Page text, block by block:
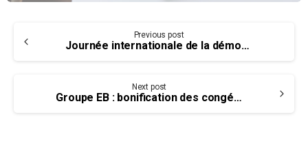
Reading
Previous post
Journée internationale de la démocratie – Loi sur l’emploi dans la fonction publique : vos droits durant les élections
Next post
Groupe EB : bonification des congés et horaires flexibles discutés à la table